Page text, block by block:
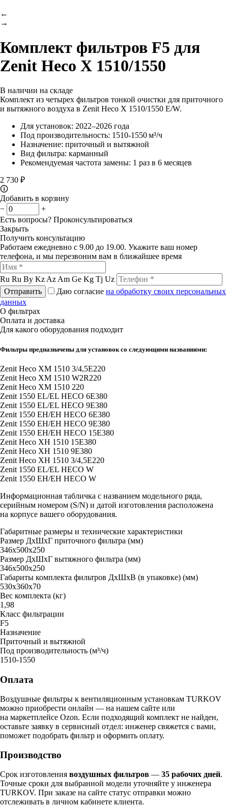
←
→
Комплект фильтров F5 для
Zenit Heco X 1510/1550
В наличии на складе
Комплект из четырех фильтров тонкой очистки для приточного
и вытяжного воздуха в Zenit Heco X 1510/1550 E/W.
Для установок: 2022–2026 года
Под производительность: 1510-1550 м³/ч
Назначение: приточный и вытяжной
Вид фильтра: карманный
Рекомендуемая частота замены: 1 раз в 6 месяцев
2 730 ₽
🛈
Добавить в корзину
−
+
Есть вопросы? Проконсультироваться
Закрыть
Получить консультацию
Работаем ежедневно с 9.00 до 19.00. Укажите ваш номер
телефона, и мы перезвоним вам в ближайшее время
Ru Ru By Kz Az Am Ge Kg Tj Uz
Отправить
Даю согласие на обработку своих персональных
данных
О фильтрах
Оплата и доставка
Для какого оборудования подходит
Фильтры предназначены для установок со следующими названиями:
Zenit Heco XM 1510 3/4,5E220
Zenit Heco XM 1510 W2R220
Zenit Heco XM 1510 220
Zenit 1550 EL/EL HECO 6E380
Zenit 1550 EL/EL HECO 9E380
Zenit 1550 EH/EH HECO 6E380
Zenit 1550 EH/EH HECO 9E380
Zenit 1550 EH/EH HECO 15E380
Zenit Heco XH 1510 15E380
Zenit Heco XH 1510 9E380
Zenit Heco XH 1510 3/4,5E220
Zenit 1550 EL/EL HECO W
Zenit 1550 EH/EH HECO W
Информационная табличка с названием модельного ряда,
серийным номером (S/N) и датой изготовления расположена
на корпусе вашего оборудования.
Габаритные размеры и технические характеристики
Размер ДxШxГ приточного фильтра (мм)
346х500х250
Размер ДxШxГ вытяжного фильтра (мм)
346х500х250
Габариты комплекта фильтров ДxШxВ (в упаковке) (мм)
530x360x70
Вес комплекта (кг)
1,98
Класс фильтрации
F5
Назначение
Приточный и вытяжной
Под производительность (м³/ч)
1510-1550
Оплата
Воздушные фильтры к вентиляционным установкам TURKOV
можно приобрести онлайн — на нашем сайте или
на маркетплейсе Ozon. Если подходящий комплект не найден,
оставьте заявку в сервисный отдел: инженер свяжется с вами,
поможет подобрать фильтр и оформить оплату.
Производство
Срок изготовления воздушных фильтров — 35 рабочих дней.
Точные сроки для выбранной модели уточняйте у инженера
TURKOV. При заказе на сайте статус отправки можно
отслеживать в личном кабинете клиента.